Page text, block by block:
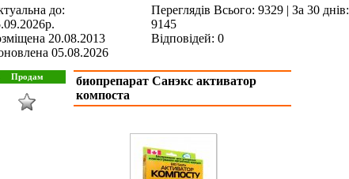
до:
20.08.2013
05.08.2026
Переглядів Всього: 9329 | За 30 днів:
9145
Відповідей: 0
биопрепарат Санэкс активатор
компоста